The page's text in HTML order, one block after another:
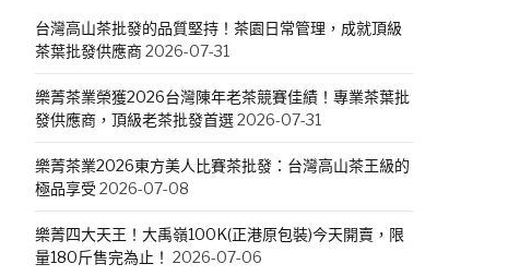
台灣高山茶批發的品質堅持！茶園日常管理，成就頂級
茶葉批發供應商2026-07-31
樂菁茶業榮獲2026台灣陳年老茶競賽佳績！專業茶葉批
發供應商，頂級老茶批發首選2026-07-31
樂菁茶業2026東方美人比賽茶批發：台灣高山茶王級的
極品享受 2026-07-08
樂菁四大天王！大禹嶺100K(正港原包裝)今天開賣，限
量180斤售完為止！ 2026-07-06